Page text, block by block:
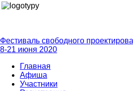
Фестиваль свободного
8-21 июня 2020
Главная
Афиша
Участники